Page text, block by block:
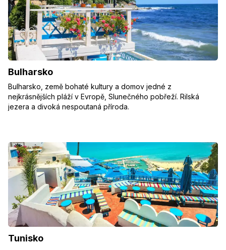
Bulharsko
Bulharsko, země bohaté kultury a domov jedné z
nejkrásnějších pláží v Evropě, Slunečného pobřeží. Rilská
jezera a divoká nespoutaná příroda.
Tunisko